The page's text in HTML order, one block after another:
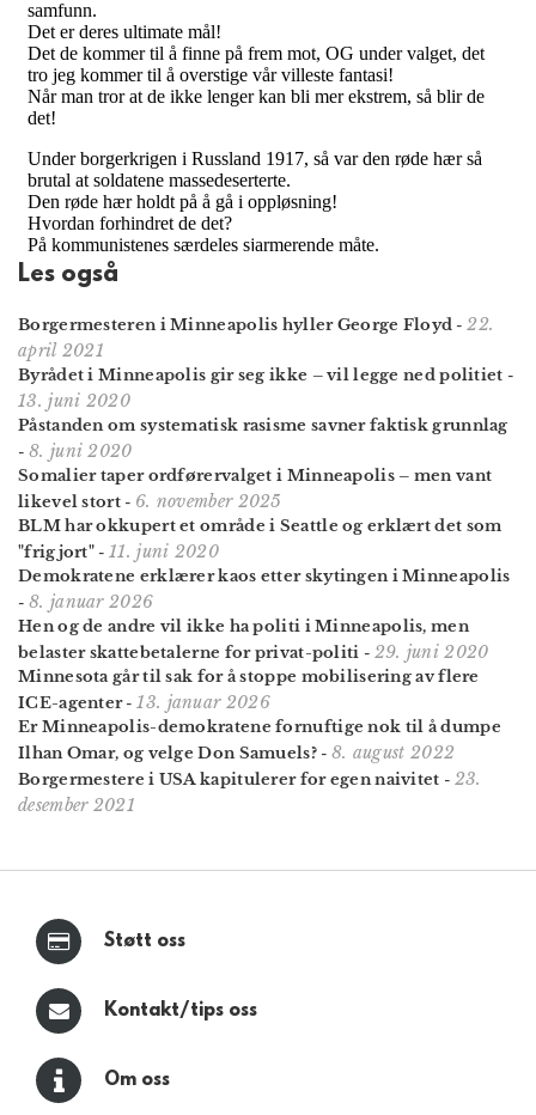
Les også
Borgermesteren i Minneapolis hyller George Floyd -22.
april 2021
Byrådet i Minneapolis gir seg ikke – vil legge ned politiet -
13. juni 2020
Påstanden om systematisk rasisme savner faktisk grunnlag
- 8. juni 2020
Somalier taper ordførervalget i Minneapolis – men vant
likevel stort- 6. november 2025
BLM har okkupert et område i Seattle og erklært det som
"frigjort" - 11. juni 2020
Demokratene erklærer kaos etter skytingen i Minneapolis
- 8. januar 2026
Hen og de andre vil ikke ha politi i Minneapolis, men
belaster skattebetalerne for privat-politi - 29. juni 2020
Minnesota går til sak for å stoppe mobilisering av flere
ICE-agenter-13. januar 2026
Er Minneapolis-demokratene fornuftige nok til å dumpe
Ilhan Omar, og velge Don Samuels?- 8. august 2022
Borgermestere i USA kapitulerer for egen naivitet - 23.
desember 2021
Støtt oss
Kontakt/tips oss
Om oss